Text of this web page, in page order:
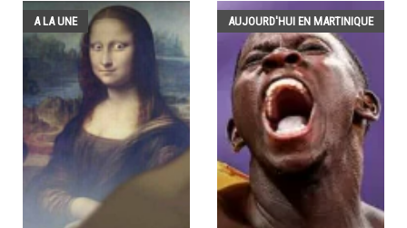
A LA UNE AUJOURD'HUI EN MARTINIQUE